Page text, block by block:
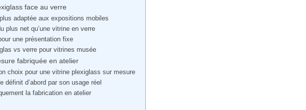
face au verre
adaptée aux expositions mobiles
plus net qu’une vitrine en verre
une présentation fixe
vs verre pour vitrines musée
fabriquée en atelier
choix pour une vitrine plexiglass sur mesure
définit d’abord par son usage réel
la fabrication en atelier